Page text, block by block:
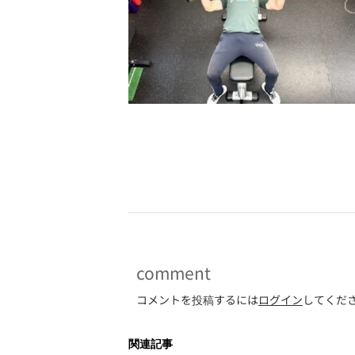
comment
コメントを投稿するにはログイン してくだ
関連記事